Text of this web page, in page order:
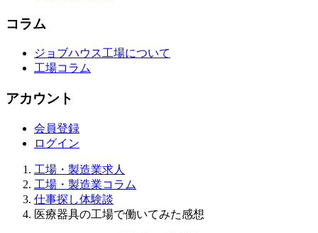
コラム
ジョブハウス工場について
工場コラム
アカウント
会員登録
ログイン
工場・製造業求人
工場・製造業コラム
仕事探し体験談
医療器具の工場で働いてみた感想